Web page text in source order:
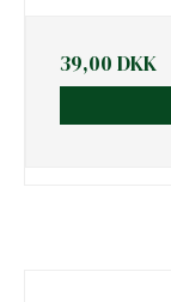
39,00 DKK